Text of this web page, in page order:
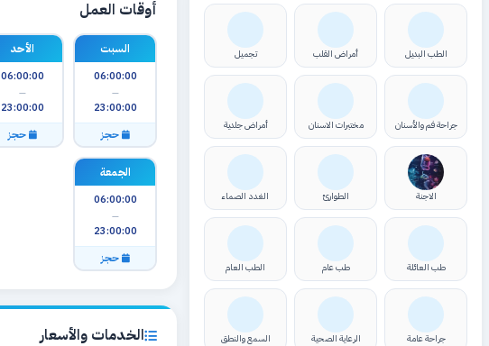
الطب البديل أمراض القلب تجميل
جراحة فم والأسنان مختبرات الاسنان أمراض جلدية
الاجنة الطوارئ الغدد الصماء
طب العائلة طب عام الطب العام
جراحة عامة الرعاية الصحية السمع والنطق
أوقات العمل
السبت
06:00:00
—
23:00:00
حجز
الأحد
06:00:00
—
23:00:00
حجز
الجمعة
06:00:00
—
23:00:00
حجز
الخدمات والأسعار